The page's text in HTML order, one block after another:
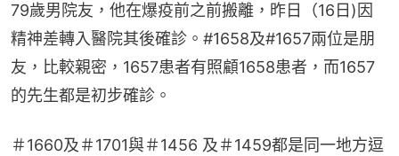
79歲男院友，他在爆疫前之前搬離，昨日（16日)因
精神差轉入醫院其後確診。#1658及#1657兩位是朋
友，比較親密，1657患者有照顧1658患者，而1657
的先生都是初步確診。
＃1660及＃1701與＃1456 及＃1459都是同一地方逗